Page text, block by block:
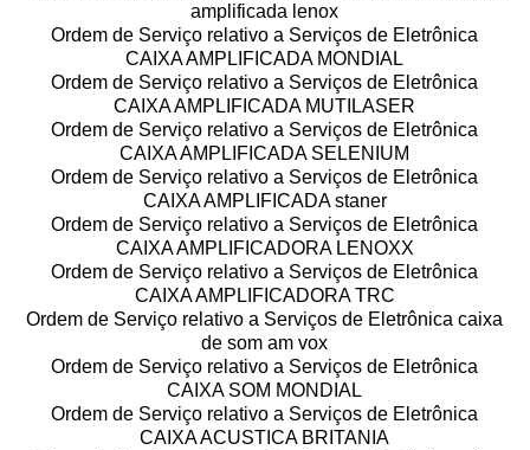
amplificada lenox
Ordem de Serviço relativo a Serviços de Eletrônica
CAIXA AMPLIFICADA MONDIAL
Ordem de Serviço relativo a Serviços de Eletrônica
CAIXA AMPLIFICADA MUTILASER
Ordem de Serviço relativo a Serviços de Eletrônica
CAIXA AMPLIFICADA SELENIUM
Ordem de Serviço relativo a Serviços de Eletrônica
CAIXA AMPLIFICADA staner
Ordem de Serviço relativo a Serviços de Eletrônica
CAIXA AMPLIFICADORA LENOXX
Ordem de Serviço relativo a Serviços de Eletrônica
CAIXA AMPLIFICADORA TRC
Ordem de Serviço relativo a Serviços de Eletrônica caixa
de som am vox
Ordem de Serviço relativo a Serviços de Eletrônica
CAIXA SOM MONDIAL
Ordem de Serviço relativo a Serviços de Eletrônica
CAIXA ACUSTICA BRITANIA